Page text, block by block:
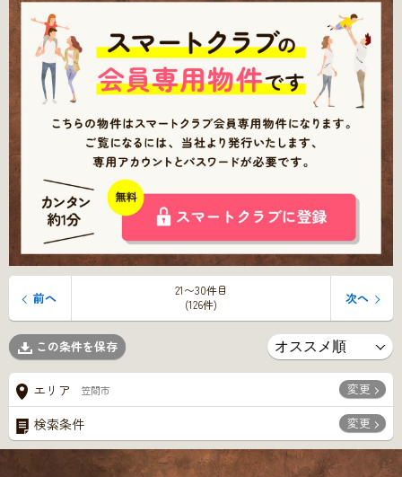
21〜30件目
(126件)
前へ 次へ
この条件を保存
エリア 笠間市 変更
検索条件 変更